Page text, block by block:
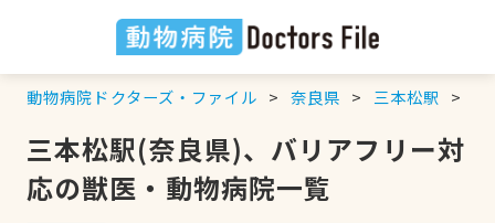
動物病院ドクターズ・ファイル 奈良県 三本松駅
三本松駅(奈良県)、バリアフリー対
応の獣医・動物病院一覧